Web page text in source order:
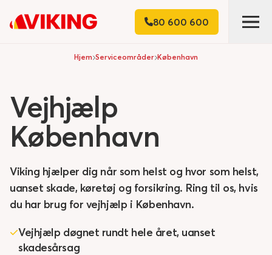
80 600 600
Hjem Serviceområder København
Vejhjælp
København
Viking hjælper dig når som helst og hvor som helst,
uanset skade, køretøj og forsikring. Ring til os, hvis
du har brug for vejhjælp i København.
Vejhjælp døgnet rundt hele året, uanset
skadesårsag